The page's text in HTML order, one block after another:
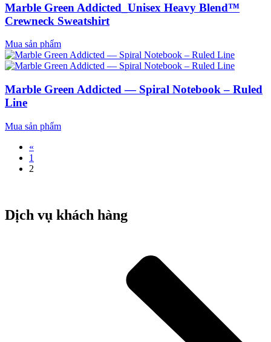
Marble Green Addicted_Unisex Heavy Blend™
Crewneck Sweatshirt
Mua sản phẩm
Marble Green Addicted — Spiral Notebook – Ruled
Line
Mua sản phẩm
«
1
2
Dịch vụ khách hàng